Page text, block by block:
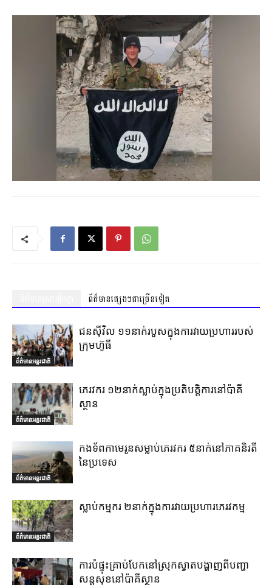
ព័ត៌មានផ្សេងៗជាច្រើនទៀត
ព័ត៌មានអន្តរជាតិ
ជនស៊ីវិល ១១នាក់របួសក្នុងការវាយប្រហាររបស់
ក្រុមហ៊ូធី
ព័ត៌មានអន្តរជាតិ
ភេរវករ ១២នាក់ស្លាប់ក្នុងប្រតិបត្តិការនៅប៉ាគី
ស្ថាន
ព័ត៌មានអន្តរជាតិ
កងទ័ពកាមេរូនសម្លាប់ភេរវករ ៥នាក់នៅភាគនិរតី
នៃប្រទេស
ព័ត៌មានអន្តរជាតិ
ស្លាប់កម្មករ ២នាក់ក្នុងការវាយប្រហារភេរវកម្ម
ការបំផ្ទុះគ្រាប់បែកនៅស្រុកស្វាតបង្ហាញពីបញ្ហា
សន្តសុខនៅប៉ាគីស្ថាន